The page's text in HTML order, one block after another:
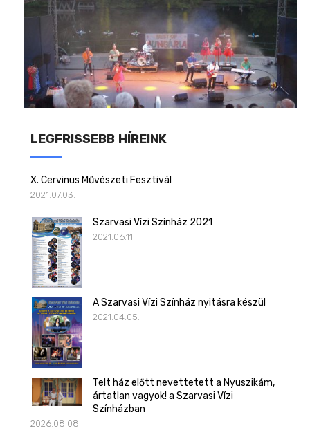
LEGFRISSEBB HÍREINK
X. Cervinus Művészeti Fesztivál
2021.07.03.
Szarvasi Vízi Színház 2021
2021.06.11.
A Szarvasi Vízi Színház nyitásra készül
2021.04.05.
Telt ház előtt nevettetett a Nyuszikám,
ártatlan vagyok! a Szarvasi Vízi
Színházban
2026.08.08.